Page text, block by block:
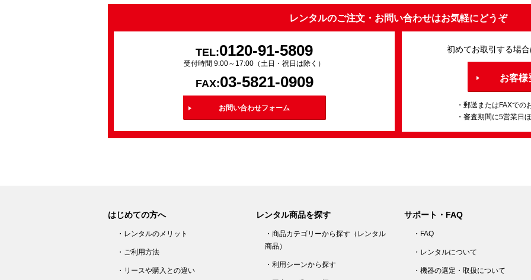
レンタルのご注文・お問い合わせはお気軽にどうぞ
TEL:0120-91-5809
受付時間 9:00～17:00（土日・祝日は除く）
FAX:03-5821-0909
お問い合わせフォーム
初めてお取引する場
お客様
・郵送またはFAXでの
・審査期間に5営業日
はじめての方へ
・レンタルのメリット
・ご利用方法
・リースや購入との違い
レンタル商品を探す
・商品カテゴリーから探す（レンタル
商品）
・利用シーンから探す
サポート・FAQ
・FAQ
・レンタルについて
・機器の選定・取扱について